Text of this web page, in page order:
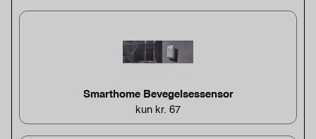
Smarthome Bevegelsessensor
kun kr. 67